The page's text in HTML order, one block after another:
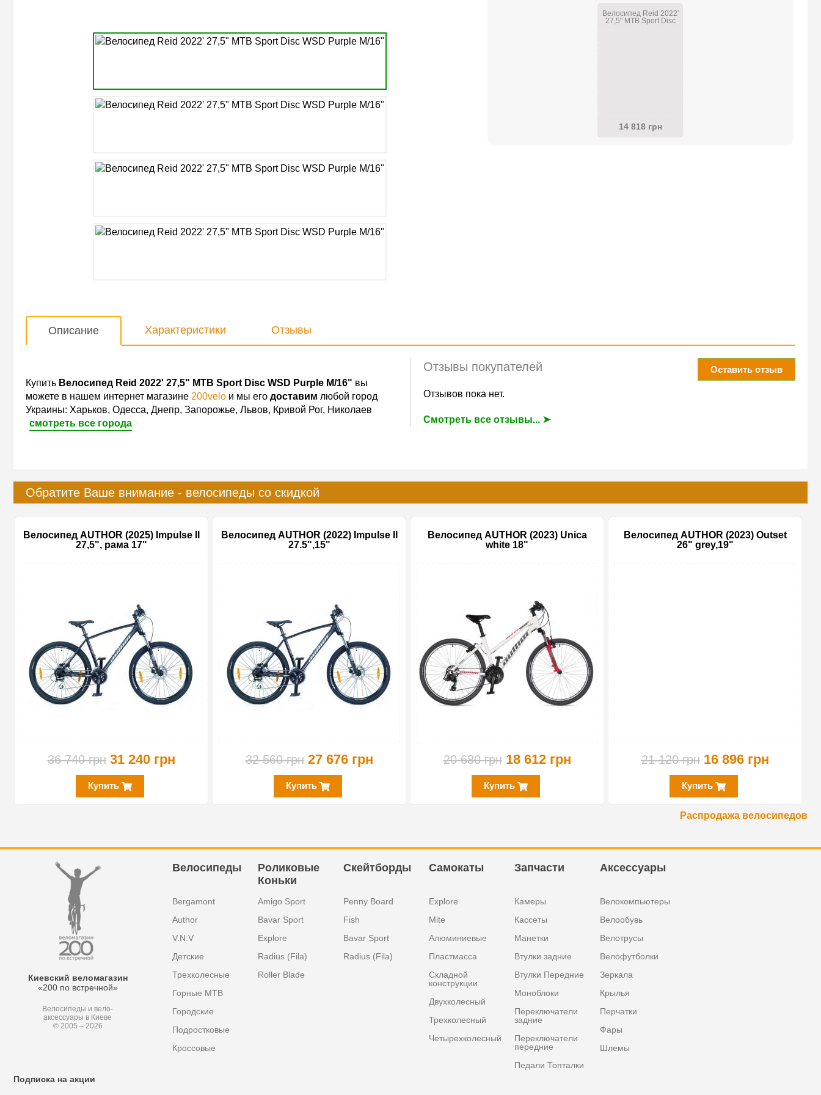
Велосипед Reid 2022'
27,5" MTB Sport Disc
14 818 грн
Описание Характеристики Отзывы
Оставить отзыв
Отзывы покупателей
Отзывов пока нет.
Смотреть все отзывы... ➤
Купить Велосипед Reid 2022' 27,5" MTB Sport Disc WSD Purple M/16" вы
можете в нашем интернет магазине 200velo и мы его доставим любой город
Украины: Харьков, Одесса, Днепр, Запорожье, Львов, Кривой Рог, Николаев
смотреть все города
Обратите Ваше внимание - велосипеды со скидкой
Велосипед AUTHOR (2025) Impulse II
27,5", рама 17"
36 740 грн 31 240 грн
Купить
Велосипед AUTHOR (2022) Impulse II
27.5",15"
32 560 грн 27 676 грн
Купить
Велосипед AUTHOR (2023) Unica
white 18"
20 680 грн 18 612 грн
Купить
Велосипед AUTHOR (2023) Outset
26" grey,19"
21 120 грн 16 896 грн
Купить
Распродажа велосипедов
Киевский веломагазин
«200 по встречной»
Велосипеды и вело-
аксессуары в Киеве
© 2005 – 2026
Велосипеды
Bergamont
Author
V.N.V
Детские
Трехколесные
Горные MTB
Городские
Подростковые
Кроссовые
Роликовые
Коньки
Amigo Sport
Bavar Sport
Explore
Radius (Fila)
Roller Blade
Скейтборды
Penny Board
Fish
Bavar Sport
Radius (Fila)
Самокаты
Explore
Mite
Алюминиевые
Пластмасса
Складной
конструкции
Двухколесный
Трехколесный
Четырехколесный
Запчасти
Камеры
Кассеты
Манетки
Втулки задние
Втулки Передние
Моноблоки
Переключатели
задние
Переключатели
передние
Педали Топталки
Аксессуары
Велокомпьютеры
Велообувь
Велотрусы
Велофутболки
Зеркала
Крылья
Перчатки
Фары
Шлемы
Подписка на акции